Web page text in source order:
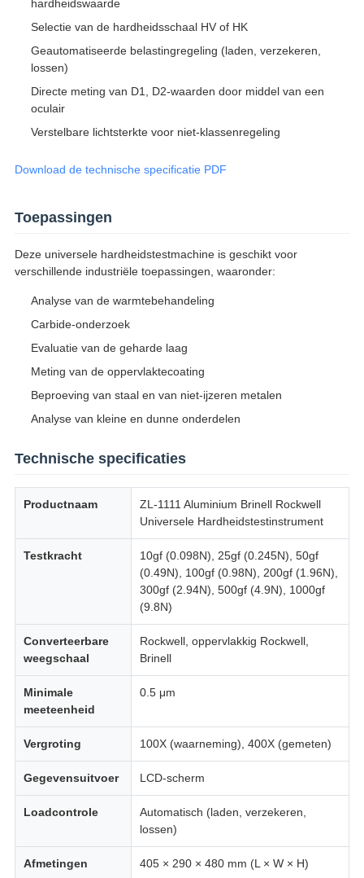
hardheidswaarde
Selectie van de hardheidsschaal HV of HK
Geautomatiseerde belastingregeling (laden, verzekeren,
lossen)
Directe meting van D1, D2-waarden door middel van een
oculair
Verstelbare lichtsterkte voor niet-klassenregeling
Download de technische specificatie PDF
Toepassingen
Deze universele hardheidstestmachine is geschikt voor
verschillende industriële toepassingen, waaronder:
Analyse van de warmtebehandeling
Carbide-onderzoek
Evaluatie van de geharde laag
Meting van de oppervlaktecoating
Beproeving van staal en van niet-ijzeren metalen
Analyse van kleine en dunne onderdelen
Technische specificaties
Productnaam
ZL-1111 Aluminium Brinell Rockwell
Universele Hardheidstestinstrument
Testkracht
10gf (0.098N), 25gf (0.245N), 50gf
(0.49N), 100gf (0.98N), 200gf (1.96N),
300gf (2.94N), 500gf (4.9N), 1000gf
(9.8N)
Converteerbare
weegschaal
Rockwell, oppervlakkig Rockwell,
Brinell
Minimale
meeteenheid
0.5 μm
Vergroting 100X (waarneming), 400X (gemeten)
Gegevensuitvoer LCD-scherm
Loadcontrole
Automatisch (laden, verzekeren,
lossen)
Afmetingen 405 × 290 × 480 mm (L × W × H)